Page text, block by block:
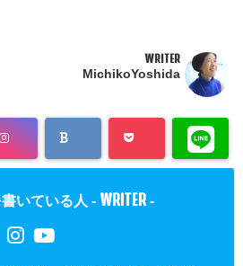
WRITER
MichikoYoshida
いている人 - WRITER -